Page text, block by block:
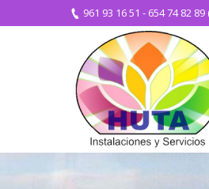
961 93 16 51 - 654 74 82